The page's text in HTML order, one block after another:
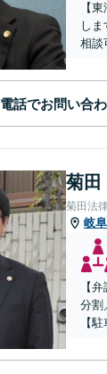
【
し
相談
電話でお問い合
菊田
菊田法
岐
【
分割
【